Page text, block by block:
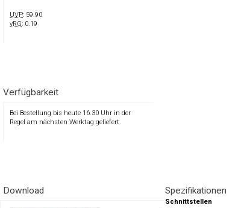
UVP: 59.90
vRG: 0.19
Verfügbarkeit
Bei Bestellung bis heute 16.30 Uhr in der
Regel am nächsten Werktag geliefert.
Download Spezifikationen
Schnittstellen